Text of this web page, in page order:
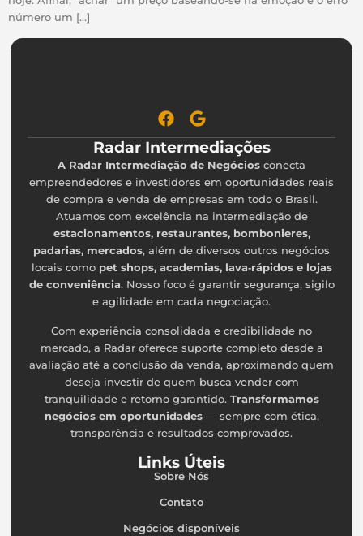
número um […]
Radar Intermediações
A Radar Intermediação de Negócios conecta
empreendedores e investidores em oportunidades reais
de compra e venda de empresas em todo o Brasil.
Atuamos com excelência na intermediação de
estacionamentos, restaurantes, bombonieres,
padarias, mercados, além de diversos outros negócios
locais como pet shops, academias, lava‑rápidos e lojas
de conveniência. Nosso foco é garantir segurança, sigilo
e agilidade em cada negociação.
Com experiência consolidada e credibilidade no
mercado, a Radar oferece suporte completo desde a
avaliação até a conclusão da venda, aproximando quem
deseja investir de quem busca vender com
tranquilidade e retorno garantido. Transformamos
negócios em oportunidades— sempre com ética,
transparência e resultados comprovados.
Links Úteis
Sobre Nós
Contato
Negócios disponíveis